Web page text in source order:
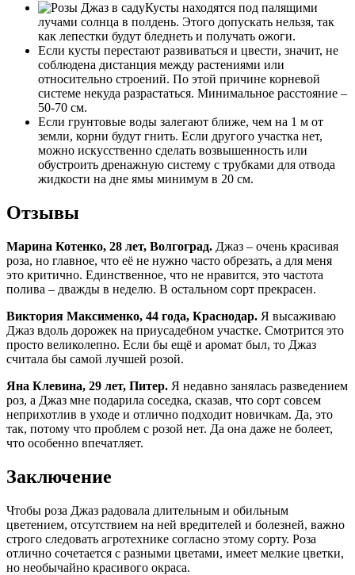
Кусты находятся под палящими
лучами солнца в полдень. Этого допускать нельзя, так
как лепестки будут бледнеть и получать ожоги.
Если кусты перестают развиваться и цвести, значит, не
соблюдена дистанция между растениями или
относительно строений. По этой причине корневой
системе некуда разрастаться. Минимальное расстояние –
50-70 см.
Если грунтовые воды залегают ближе, чем на 1 м от
земли, корни будут гнить. Если другого участка нет,
можно искусственно сделать возвышенность или
обустроить дренажную систему с трубками для отвода
жидкости на дне ямы минимум в 20 см.
Отзывы
Марина Котенко, 28 лет, Волгоград. Джаз – очень красивая
роза, но главное, что её не нужно часто обрезать, а для меня
это критично. Единственное, что не нравится, это частота
полива – дважды в неделю. В остальном сорт прекрасен.
Виктория Максименко, 44 года, Краснодар. Я высаживаю
Джаз вдоль дорожек на приусадебном участке. Смотрится это
просто великолепно. Если бы ещё и аромат был, то Джаз
считала бы самой лучшей розой.
Яна Клевина, 29 лет, Питер. Я недавно занялась разведением
роз, а Джаз мне подарила соседка, сказав, что сорт совсем
неприхотлив в уходе и отлично подходит новичкам. Да, это
так, потому что проблем с розой нет. Да она даже не болеет,
что особенно впечатляет.
Заключение
Чтобы роза Джаз радовала длительным и обильным
цветением, отсутствием на ней вредителей и болезней, важно
строго следовать агротехнике согласно этому сорту. Роза
отлично сочетается с разными цветами, имеет мелкие цветки,
но необычайно красивого окраса.